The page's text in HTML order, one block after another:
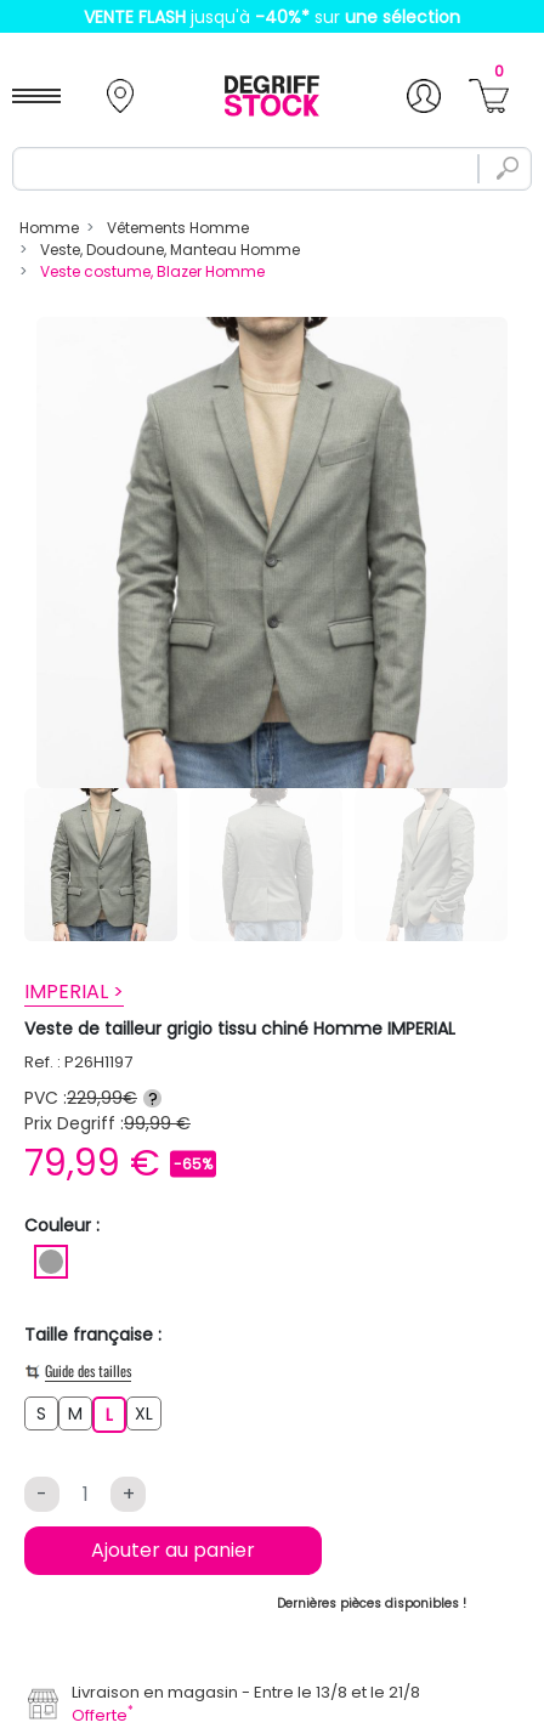
VENTE FLASH jusqu'à -40%* sur une sélection
0
Homme
Vêtements Homme
Veste, Doudoune, Manteau Homme
Veste costume, Blazer Homme
IMPERIAL >
Veste de tailleur grigio tissu chiné Homme IMPERIAL
Ref. : P26H1197
PVC :229,99€ ?
Prix Degriff :99,99 €
79,99 € -65%
Couleur :
Taille française :
Guide des tailles
S M LL XL
- +
Ajouter au panier
Dernières pièces disponibles !
Livraison en magasin
Entre le 13/8 et le 21/8
Offerte*